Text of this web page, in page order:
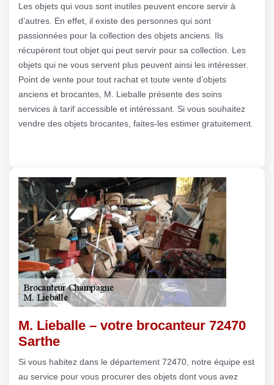
Les objets qui vous sont inutiles peuvent encore servir à
d’autres. En effet, il existe des personnes qui sont
passionnées pour la collection des objets anciens. Ils
récupèrent tout objet qui peut servir pour sa collection. Les
objets qui ne vous servent plus peuvent ainsi les intéresser.
Point de vente pour tout rachat et toute vente d’objets
anciens et brocantes, M. Lieballe présente des soins
services à tarif accessible et intéressant. Si vous souhaitez
vendre des objets brocantes, faites-les estimer gratuitement.
M. Lieballe – votre brocanteur 72470
Sarthe
Si vous habitez dans le département 72470, notre équipe est
au service pour vous procurer des objets dont vous avez